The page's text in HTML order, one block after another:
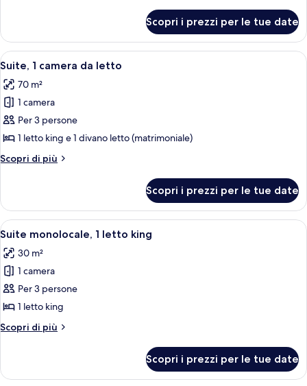
città
Deluxe,
letti
vista
città
Scopri i prezzi per le tue date
Apri
tutte
le
foto
per
Suite,
1
camera
letto
Una camera d'albergo con un letto
7
Suite, 1 camera da letto
70 m²
1 camera
Per 3 persone
1 letto king e 1 divano letto (matrimoniale)
Scopri di più
Altri
1
camera
da
Scopri i prezzi per le tue date
Apri
tutte
le
foto
per
Suite
monolocale,
1
king
Una moderna camera d'albergo con
5
Suite monolocale, 1 letto king
30 m²
1 camera
Per 3 persone
1 letto king
Scopri di più
Altri
monolocale,
Scopri i prezzi per le tue date